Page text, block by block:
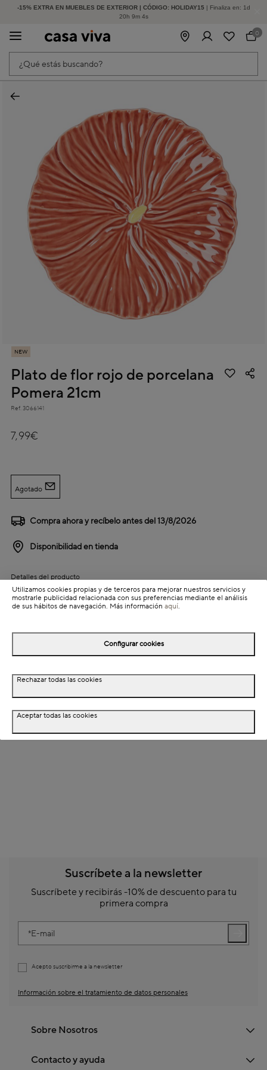
-15% EXTRA EN MUEBLES DE EXTERIOR | CÓDIGO: HOLIDAY15 | Finaliza en: 1d
20h 9m 4s
HASTA -60% DE DESCUENTO | SEGUNDAS REBAJAS
¿Qué estás buscando?
0
NEW
Plato de flor rojo de porcelana
Pomera 21cm
Ref. 3066141
7,99€
Agotado
Compra ahora y recíbelo antes del13/8/2026
Disponibilidad en tienda
Detalles del producto
Colección: Pomera
Detalles del producto
Dimensiones
Suscríbete a la newsletter
Suscríbete y recibirás -10% de descuento para tu
primera compra
E-mail
Acepto suscribirme a la newsletter
Información sobre el tratamiento de datos personales
Sobre Nosotros
Contacto y ayuda
Utilizamos cookies propias y de terceros para mejorar nuestros servicios y
mostrarle publicidad relacionada con sus preferencias mediante el análisis
de sus hábitos de navegación. Más información aquí.
Configurar cookies
Rechazar todas las cookies
Aceptar todas las cookies